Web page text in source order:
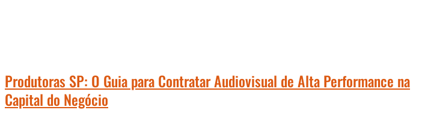
Produtoras SP: O Guia para Contratar Audiovisual de Alta Performance na
Capital do Negócio